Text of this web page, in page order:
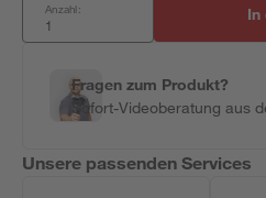
Anzahl: In
Fragen zum Produkt?
Sofort-Videoberatung aus
Unsere passenden Services